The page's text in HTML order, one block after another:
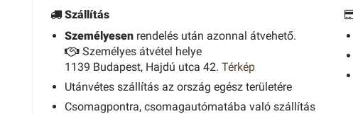
Szállítás
Személyesen rendelés után azonnal átvehető.
Személyes átvétel helye
1139 Budapest, Hajdú utca 42. Térkép
Utánvétes szállítás az ország egész területére
Csomagpontra, csomagautómatába való szállítás